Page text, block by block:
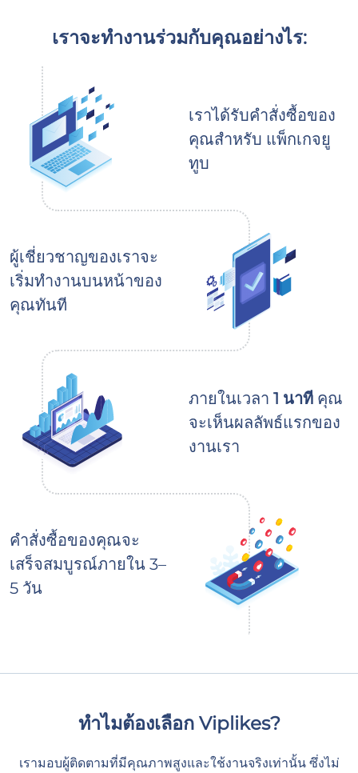
เราจะทำงานร่วมกับคุณอย่างไร:
เราได้รับคำสั่งซื้อของ
คุณสำหรับ แพ็กเกจยู
ทูบ
ผู้เชี่ยวชาญของเราจะ
เริ่มทำงานบนหน้าของ
คุณทันที
ภายในเวลา 1 นาที คุณ
จะเห็นผลลัพธ์แรกของ
งานเรา
คำสั่งซื้อของคุณจะ
เสร็จสมบูรณ์ภายใน 3–
5 วัน
ทำไมต้องเลือก Viplikes?
เรามอบผู้ติดตามที่มีคุณภาพสูงและใช้งานจริงเท่านั้น ซึ่งไม่